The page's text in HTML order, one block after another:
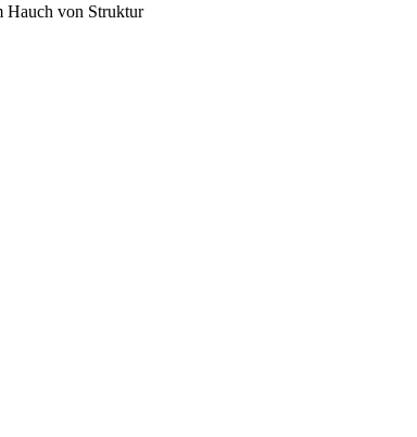
Hauch von Struktur